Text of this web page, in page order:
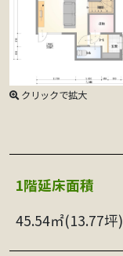
クリックで拡大
1階延床⾯積
45.54㎡(13.77坪)